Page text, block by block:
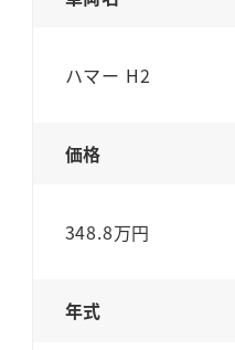
ハマー H2
価格
348.8万円
年式